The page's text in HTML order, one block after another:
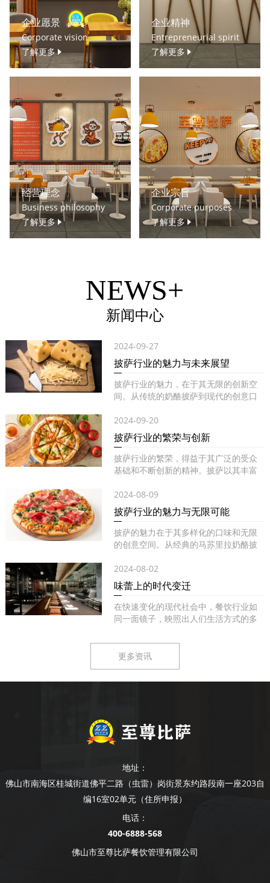
企业愿景
Corporate vision
了解更多
企业精神
Entrepreneurial spirit
了解更多
经营理念
Business philosophy
了解更多
企业宗旨
Corporate purposes
了解更多
NEWS+
新闻中心
2024-09-27
披萨行业的魅力与未来展望
披萨行业的魅力，在于其无限的创新空
间。从传统的奶酪披萨到现代的创意口
2024-09-20
披萨行业的繁荣与创新
披萨行业的繁荣，得益于其广泛的受众
基础和不断创新的精神。披萨以其丰富
2024-08-09
披萨行业的魅力与无限可能
披萨的魅力在于其多样化的口味和无限
的创意空间。从经典的马苏里拉奶酪披
2024-08-02
味蕾上的时代变迁
在快速变化的现代社会中，餐饮行业如
同一面镜子，映照出人们生活方式的多
更多资讯
地址：
佛山市南海区桂城街道佛平二路（虫雷）岗街景东约路段南一座203自
编16室02单元（住所申报）
电话：
400-6888-568
佛山市至尊比萨餐饮管理有限公司